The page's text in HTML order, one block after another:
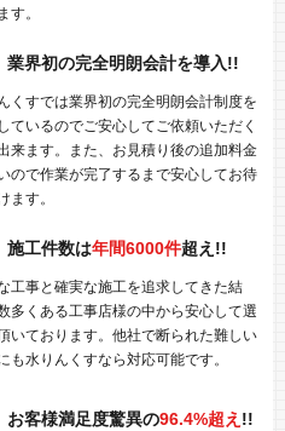
す。
業界初の完全明朗会計を導入!!
くすでは業界初の完全明朗会計制度を
ているのでご安心してご依頼いただく
来ます。また、お見積り後の追加料金
ので作業が完了するまで安心してお待
ます。
施工件数は年間6000件超え!!
工事と確実な施工を追求してきた結
多くある工事店様の中から安心して選
いております。他社で断られた難しい
も水りんくすなら対応可能です。
お客様満足度驚異の96.4%超え !!